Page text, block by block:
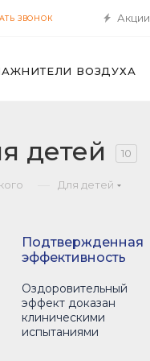
ЗВОНОК Акции
ВОЗДУХА
детей 10
Для детей
Подтвержденная
эффективность
Оздоровительный
эффект доказан
клиническими
испытаниями